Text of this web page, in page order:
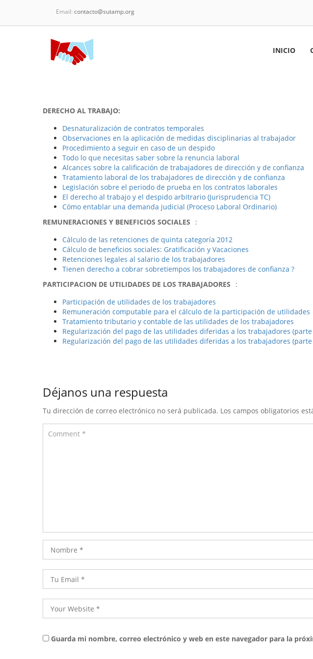
Email: contacto@sutamp.org
INICIO
DERECHO AL TRABAJO:
Desnaturalización de contratos temporales
Observaciones en la aplicación de medidas disciplinarias al trabajador
Procedimiento a seguir en caso de un despido
Todo lo que necesitas saber sobre la renuncia laboral
Alcances sobre la calificación de trabajadores de dirección y de confianza
Tratamiento laboral de los trabajadores de dirección y de confianza
Legislación sobre el periodo de prueba en los contratos laborales
El derecho al trabajo y el despido arbitrario (Jurisprudencia TC)
Cómo entablar una demanda judicial (Proceso Laboral Ordinario)
REMUNERACIONES Y BENEFICIOS SOCIALES
:
Cálculo de las retenciones de quinta categoría 2012
Cálculo de beneficios sociales: Gratificación y Vacaciones
Retenciones legales al salario de los trabajadores
Tienen derecho a cobrar sobretiempos los trabajadores de confianza ?
PARTICIPACION DE UTILIDADES DE LOS TRABAJADORES
:
Participación de utilidades de los trabajadores
Remuneración computable para el cálculo de la participación de utilidades
Tratamiento tributario y contable de las utilidades de los trabajadores
Regularización del pago de las utilidades diferidas a los trabajadores (parte
Regularización del pago de las utilidades diferidas a los trabajadores (parte
Déjanos una respuesta
Tu dirección de correo electrónico no será publicada. Los campos obligatorios
Guarda mi nombre, correo electrónico y web en este navegador para la